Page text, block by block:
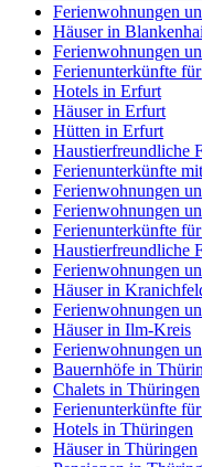
Ferienwohnungen
Häuser in
Ferienwohnungen
Ferienunterkünfte
Hotels in Erfurt
Häuser in Erfurt
Hütten in Erfurt
Haustierfreundliche
Ferienunterkünfte
Ferienwohnungen
Ferienwohnungen
Ferienunterkünfte
Haustierfreundliche
Ferienwohnungen
Häuser in
Ferienwohnungen
Häuser in Ilm-Kreis
Ferienwohnungen
Bauernhöfe in
Chalets in Thüringen
Ferienunterkünfte
Hotels in Thüringen
Häuser in Thüringen